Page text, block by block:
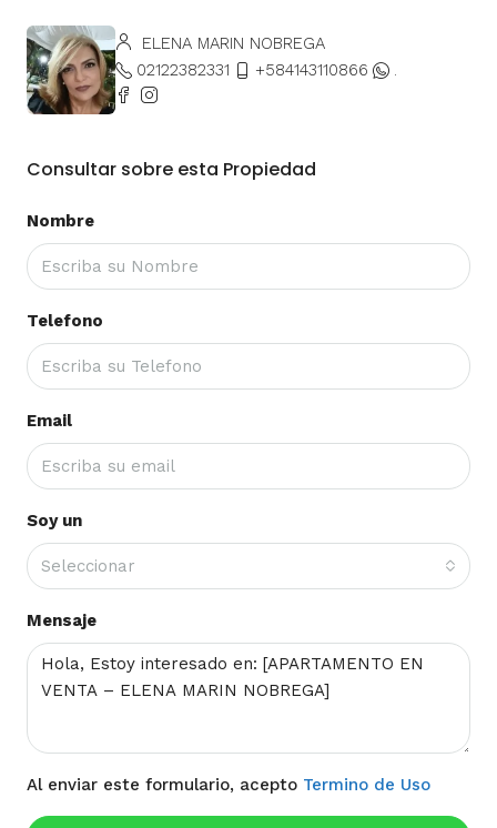
ELENA MARIN NOBREGA
02122382331
+584143110866 .
Consultar sobre esta Propiedad
Nombre
Telefono
Email
Soy un
Seleccionar
Mensaje
Al enviar este formulario, acepto Termino de Uso